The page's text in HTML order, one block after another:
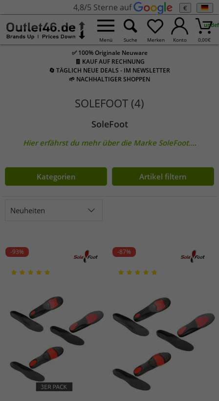
4,8/5 Sterne auf €
Menü Suche Merken Konto 0,00€
✅ 100% Originale Neuware
🧾 KAUF AUF RECHNUNG
🔄 TÄGLICH NEUE DEALS - IM NEWSLETTER
🌱 NACHHALTIGER SHOPPEN
SOLEFOOT (4)
SoleFoot
Hier erfährst du mehr über die Marke SoleFoot....
Kategorien Artikel filtern
Neuheiten
-93% -87%